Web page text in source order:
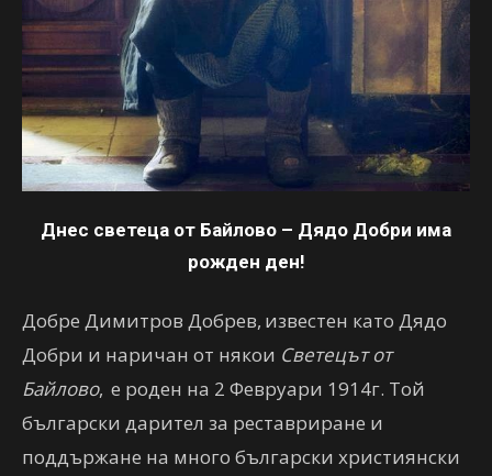
Днес светеца от Байлово – Дядо Добри има
рожден ден!
Добре Димитров Добрев, известен като Дядо
Добри и наричан от някои Светецът от
Байлово, е роден на 2 Февруари 1914г. Той
български дарител за реставриране и
поддържане на много български християнски